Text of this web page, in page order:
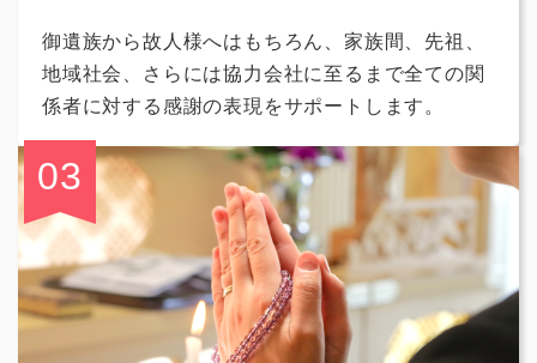
御遺族から故人様へはもちろん、家族間、先祖、
地域社会、さらには協力会社に至るまで全ての関
係者に対する感謝の表現をサポートします。